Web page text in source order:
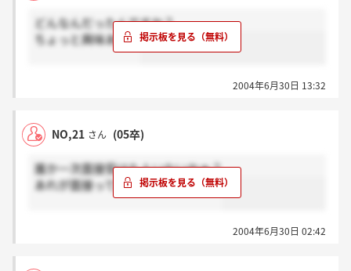
どんなんだったんですか？
ちょっと興味あり。
2004年6月30日 13:32
NO,21 さん (05卒)
誰か一次面接受けた人いないかぁ？
あれが面接って感じじゃなかった？
2004年6月30日 02:42